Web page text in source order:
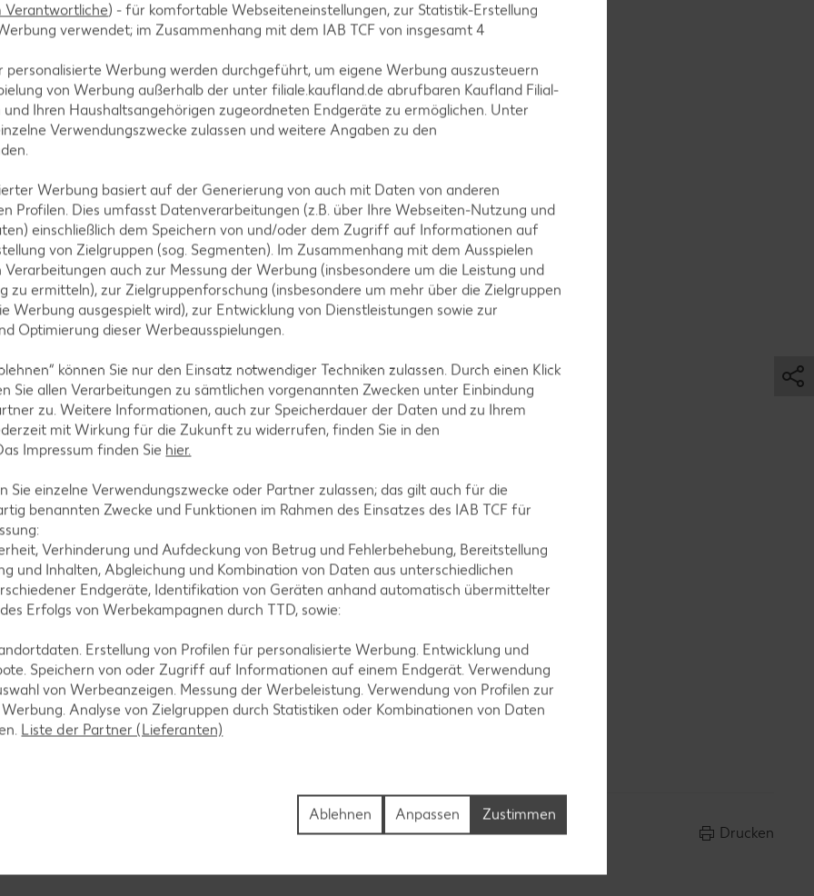
Herd nehmen, durch ein Sieb gießen, Espressobohnen
Sahne auflösen. Sahne etwas abkühlen lassen und mit
abtropfen lassen, Pannacotta einfüllen und für mindestens
vorheizen und ein Backblech mit Backpapier
und mit restlichem Zucker, Gewürzen und Mehl zu
verteilen, im vorgeheizten Ofen 8 bis 10 Minuten backen
zugeben, umrühren und etwas abkühlen lassen.
Gewürzcrumble und nach Wunsch mit K-FAVOURITES
Drucken
Verantwortliche) - für komfortable Webseiteneinstellungen, zur Statistik-Erstellung
verwendet; im Zusammenhang mit dem IAB TCF von insgesamt4
Werbung werden durchgeführt, um eigene Werbung auszusteuern
von Werbung außerhalb der unter filiale.kaufland.de abrufbaren Kaufland Filial-
Ihren Haushaltsangehörigen zugeordneten Endgeräte zu ermöglichen. Unter
Verwendungszwecke zulassen und weitere Angaben zu den
Werbung basiert auf der Generierung von auch mit Daten von anderen
Profilen. Dies umfasst Datenverarbeitungen (z.B. über Ihre Webseiten-Nutzung und
einschließlich dem Speichern von und/oder dem Zugriff auf Informationen auf
von Zielgruppen (sog. Segmenten). Im Zusammenhang mit dem Ausspielen
auch zur Messung der Werbung (insbesondere um die Leistung und
zu ermitteln), zur Zielgruppenforschung (insbesondere um mehr über die Zielgruppen
Werbung ausgespielt wird), zur Entwicklung von Dienstleistungen sowie zur
Optimierung dieser Werbeausspielungen.
können Sie nur den Einsatz notwendiger Techniken zulassen. Durch einen Klick
Sie allen Verarbeitungen zu sämtlichen vorgenannten Zwecken unter Einbindung
zu. Weitere Informationen, auch zur Speicherdauer der Daten und zu Ihrem
mit Wirkung für die Zukunft zu widerrufen, finden Sie in den
Impressum finden Sie hier.
Sie einzelne Verwendungszwecke oder Partner zulassen; das gilt auch für die
benannten Zwecke und Funktionen im Rahmen des Einsatzes des IAB TCF für
Verhinderung und Aufdeckung von Betrug und Fehlerbehebung, Bereitstellung
und Inhalten, Abgleichung und Kombination von Daten aus unterschiedlichen
Endgeräte, Identifikation von Geräten anhand automatisch übermittelter
Erfolgs von Werbekampagnen durch TTD, sowie:
Erstellung von Profilen für personalisierte Werbung. Entwicklung und
Speichern von oder Zugriff auf Informationen auf einem Endgerät. Verwendung
von Werbeanzeigen. Messung der Werbeleistung. Verwendung von Profilen zur
Analyse von Zielgruppen durch Statistiken oder Kombinationen von Daten
Liste der Partner (Lieferanten)
Zustimmen
Anpassen
Ablehnen